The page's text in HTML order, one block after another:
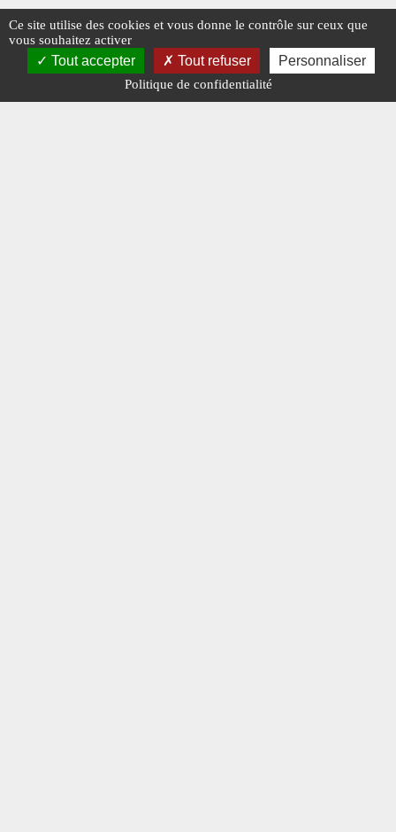
Ce site utilise des cookies et vous donne le contrôle sur ceux que
vous souhaitez activer
Tout accepter Tout refuser Personnaliser
Politique de confidentialité